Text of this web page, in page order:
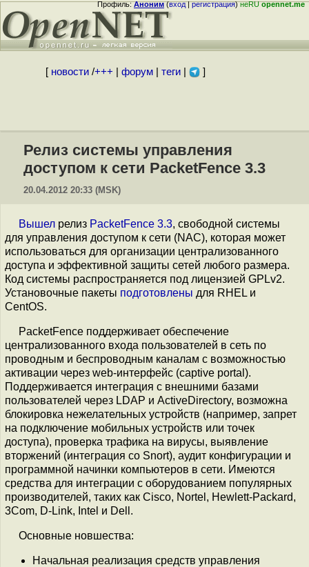
Профиль:Аноним(вход|регистрация)неRUopennet.me
[ новости/+++ форум| теги| ]
Релиз системы управления
доступом к сети PacketFence 3.3
20.04.2012 20:33 (MSK)
Вышел релиз PacketFence 3.3, свободной системы
для управления доступом к сети (NAC), которая может
использоваться для организации централизованного
доступа и эффективной защиты сетей любого размера.
Код системы распространяется под лицензией GPLv2.
Установочные пакеты подготовлены для RHEL и
CentOS.
PacketFence поддерживает обеспечение
централизованного входа пользователей в сеть по
проводным и беспроводным каналам с возможностью
активации через web-интерфейс (captive portal).
Поддерживается интеграция с внешними базами
пользователей через LDAP и ActiveDirectory, возможна
блокировка нежелательных устройств (например, запрет
на подключение мобильных устройств или точек
доступа), проверка трафика на вирусы, выявление
вторжений (интеграция со Snort), аудит конфигурации и
программной начинки компьютеров в сети. Имеются
средства для интеграции с оборудованием популярных
производителей, таких как Cisco, Nortel, Hewlett-Packard,
3Com, D-Link, Intel и Dell.
Основные новшества:
Начальная реализация средств управления